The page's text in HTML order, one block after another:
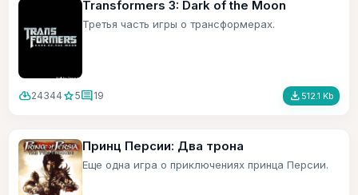
Transformers 3: Dark of the Moon
Третья часть игры о трансформерах.
cloud_download24344 star5comment19 file_download 512.1 Kb
Принц Персии: Два трона
Еще одна игра о приключениях принца Персии.